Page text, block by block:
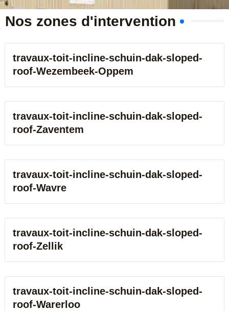
r
Nos zones d'intervention
travaux-toit-incline-schuin-dak-sloped-
roof-Wezembeek-Oppem
travaux-toit-incline-schuin-dak-sloped-
roof-Zaventem
travaux-toit-incline-schuin-dak-sloped-
roof-Wavre
travaux-toit-incline-schuin-dak-sloped-
roof-Zellik
travaux-toit-incline-schuin-dak-sloped-
roof-Warerloo